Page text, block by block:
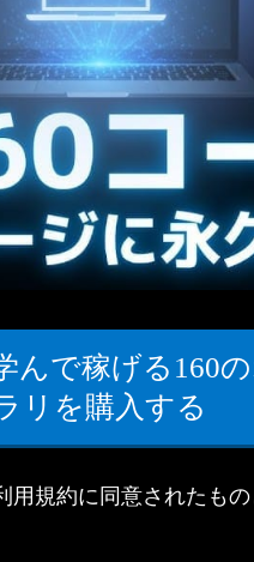
んで稼げる160
リを購入する
用規約に同意されたもの